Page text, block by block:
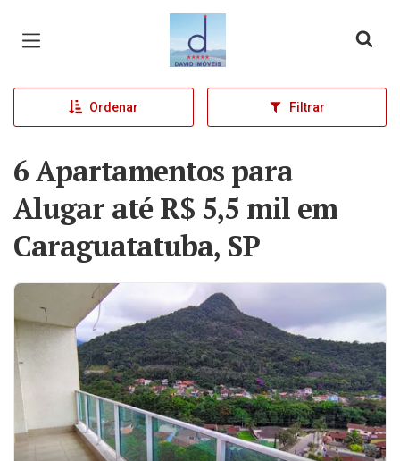
Página inicial
Ordenar Filtrar
6 Apartamentos para
Alugar até R$ 5,5 mil em
Caraguatatuba, SP